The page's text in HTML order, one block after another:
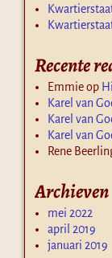
Recente
Emmieop
Karel van
Karel van
Karel van
Rene
Archieven
mei 2022
april 2019
januari 2019